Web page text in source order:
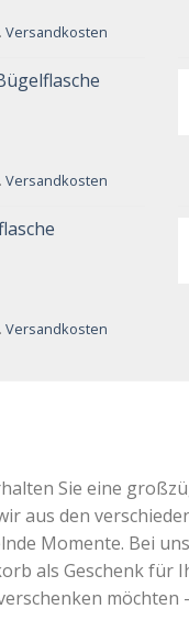
Versandkosten
Versandkosten
Versandkosten
Sie eine
aus den
Momente. Bei
als Geschenk für